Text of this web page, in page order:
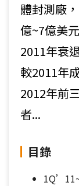
體封測廠
億~7億美
2011年衰
較2011年
2012年前
者...
目錄